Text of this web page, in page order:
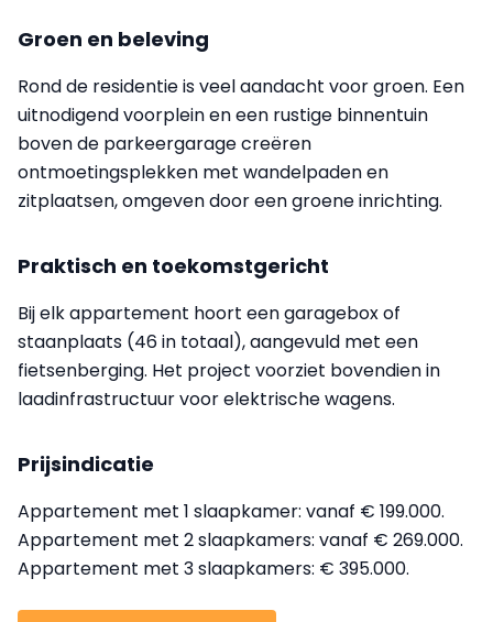
Groen en beleving
Rond de residentie is veel aandacht voor groen. Een
uitnodigend voorplein en een rustige binnentuin
boven de parkeergarage creëren
ontmoetingsplekken met wandelpaden en
zitplaatsen, omgeven door een groene inrichting.
Praktisch en toekomstgericht
Bij elk appartement hoort een garagebox of
staanplaats (46 in totaal), aangevuld met een
fietsenberging. Het project voorziet bovendien in
laadinfrastructuur voor elektrische wagens.
Prijsindicatie
Appartement met 1 slaapkamer: vanaf € 199.000.
Appartement met 2 slaapkamers: vanaf € 269.000.
Appartement met 3 slaapkamers: € 395.000.